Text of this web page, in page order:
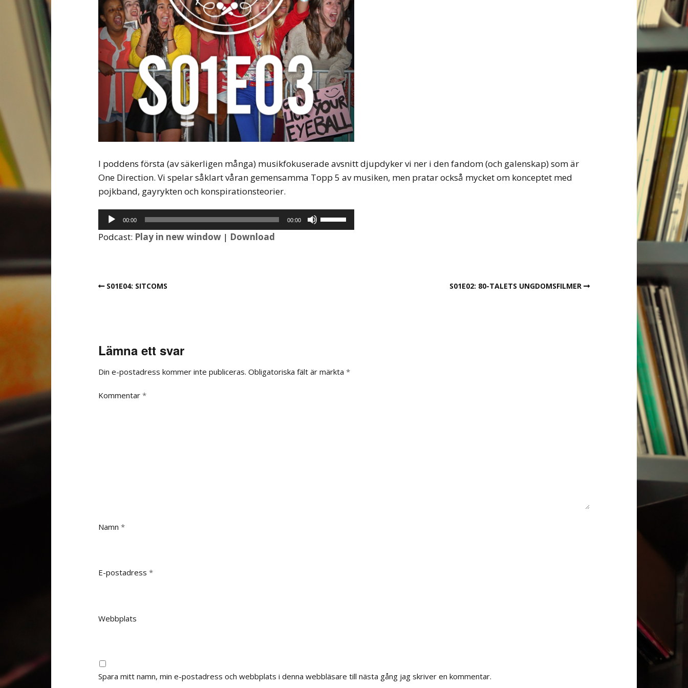
I poddens första (av säkerligen många) musikfokuserade avsnitt djupdyker vi ner i den fandom (och galenskap) som är
One Direction. Vi spelar såklart våran gemensamma Topp 5 av musiken, men pratar också mycket om konceptet med
pojkband, gayrykten och konspirationsteorier.
Ljudspelare
00:00 00:00
Använd
upp/ner-
Podcast: Play in new window | Download
S01E04: SITCOMS S01E02: 80-TALETS UNGDOMSFILMER
Lämna ett svar
Din e-postadress kommer inte publiceras. Obligatoriska fält är märkta *
Kommentar *
Namn *
E-postadress *
Webbplats
Spara mitt namn, min e-postadress och webbplats i denna webbläsare till nästa gång jag skriver en kommentar.